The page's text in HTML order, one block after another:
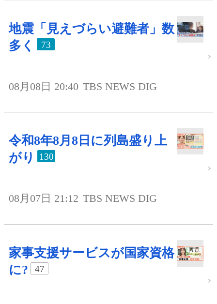
地震「見えづらい避難者」数
多く
73
08月08日 20:40 TBS NEWS DIG
令和8年8月8日に列島盛り上
がり
130
08月07日 21:12 TBS NEWS DIG
家事支援サービスが国家資格
に?
47